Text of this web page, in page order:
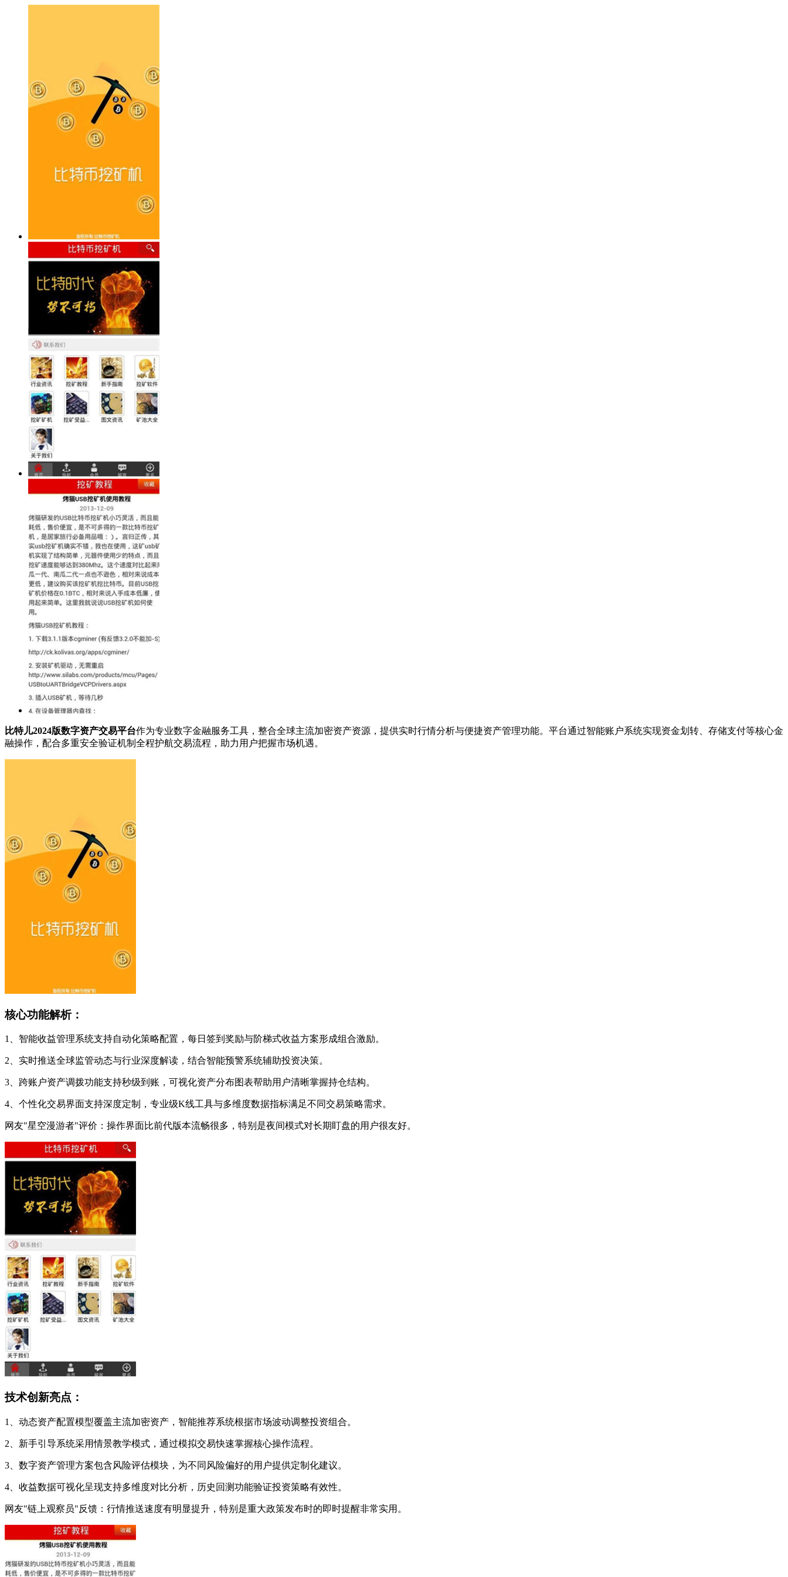
比特儿2024版数字资产交易平台作为专业数字金融服务工具，整合全球主流加密资产资源，提供实时行情分析与便捷资产管理功能。平台通过智能账户系统实现资金划转、存储支付等核心金
融操作，配合多重安全验证机制全程护航交易流程，助力用户把握市场机遇。
核心功能解析：
1、智能收益管理系统支持自动化策略配置，每日签到奖励与阶梯式收益方案形成组合激励。
2、实时推送全球监管动态与行业深度解读，结合智能预警系统辅助投资决策。
3、跨账户资产调拨功能支持秒级到账，可视化资产分布图表帮助用户清晰掌握持仓结构。
4、个性化交易界面支持深度定制，专业级K线工具与多维度数据指标满足不同交易策略需求。
网友"星空漫游者"评价：操作界面比前代版本流畅很多，特别是夜间模式对长期盯盘的用户很友好。
技术创新亮点：
1、动态资产配置模型覆盖主流加密资产，智能推荐系统根据市场波动调整投资组合。
2、新手引导系统采用情景教学模式，通过模拟交易快速掌握核心操作流程。
3、数字资产管理方案包含风险评估模块，为不同风险偏好的用户提供定制化建议。
4、收益数据可视化呈现支持多维度对比分析，历史回测功能验证投资策略有效性。
网友"链上观察员"反馈：行情推送速度有明显提升，特别是重大政策发布时的即时提醒非常实用。